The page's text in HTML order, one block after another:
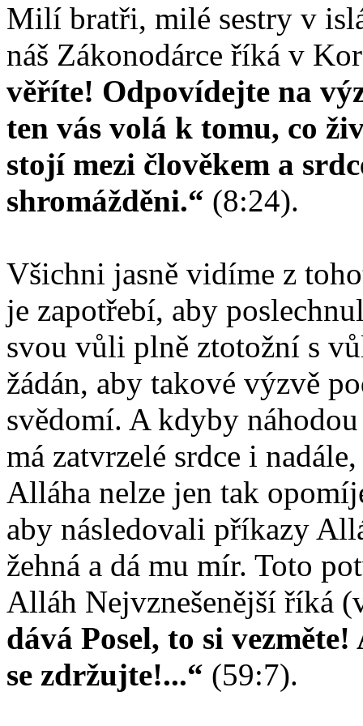
Milí bratři, milé sestry v
náš Zákonodárce říká v
věříte! Odpovídejte na
ten vás volá k tomu, co
stojí mezi člověkem a
shromážděni.“ (8:24).
Všichni jasně vidíme z
je zapotřebí, aby
svou vůli plně ztotožní s
žádán, aby takové výzvě
svědomí. A kdyby
má zatvrzelé srdce i
Alláha nelze jen tak
aby následovali příkazy
žehná a dá mu mír. Toto
Alláh Nejvznešenější říká
dává Posel, to si
se zdržujte!...“ (59:7).